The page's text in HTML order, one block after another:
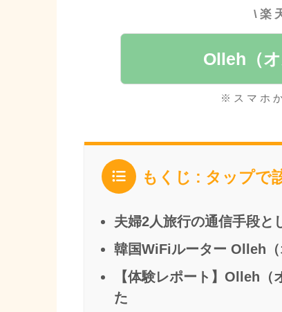
\楽
Olleh（
※スマホ
もくじ : タップで
夫婦2人旅行の通信手段と
韓国WiFiルーター Olleh
【体験レポート】Olleh
た